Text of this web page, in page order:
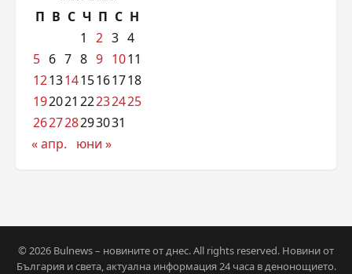
П В С Ч П С Н
1
2 3 4
5 6 7 8 9 1011
12131415161718
192021 22232425
262728293031
« апр.
юни »
© 2026 Bulnews – новините от днес. All rights reserved. Новини от
България и света, актуална информация 24 часа в денонощието.